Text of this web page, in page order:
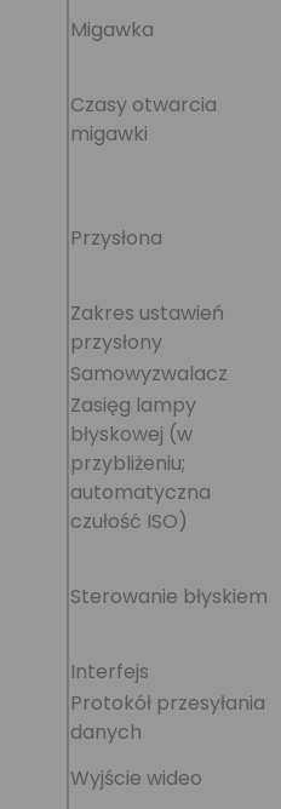
Migawka
Czasy otwarcia
migawki
Przysłona
Zakres ustawień
przysłony
Samowyzwalacz
Zasięg lampy
błyskowej (w
przybliżeniu;
automatyczna
czułość ISO)
Sterowanie błyskiem
Interfejs
Protokół przesyłania
danych
Wyjście wideo